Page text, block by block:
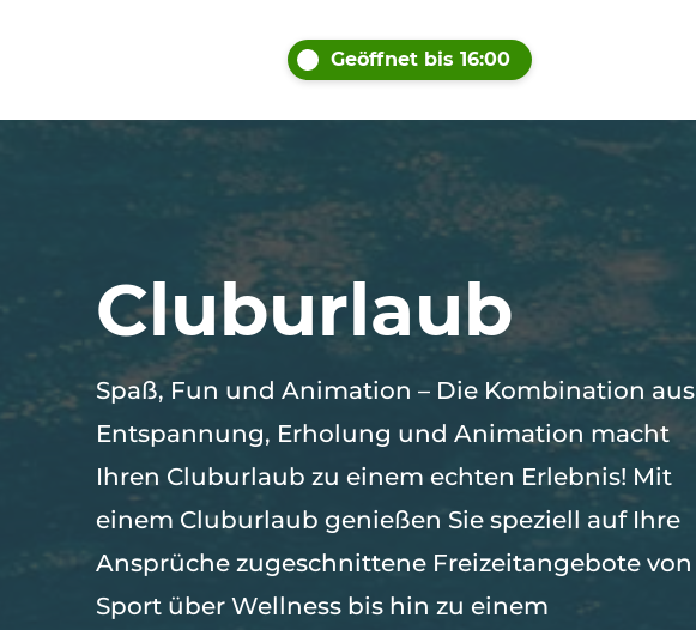
Geöffnet bis 16:00
Cluburlaub
Spaß, Fun und Animation – Die Kombination aus
Entspannung, Erholung und Animation macht
Ihren Cluburlaub zu einem echten Erlebnis! Mit
einem Cluburlaub genießen Sie speziell auf Ihre
Ansprüche zugeschnittene Freizeitangebote von
Sport über Wellness bis hin zu einem